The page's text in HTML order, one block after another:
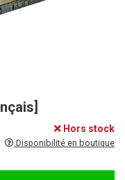
Hors stock
Disponibilité en boutique